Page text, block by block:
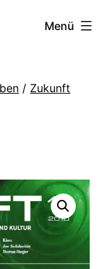
Menü
/ Zukunft